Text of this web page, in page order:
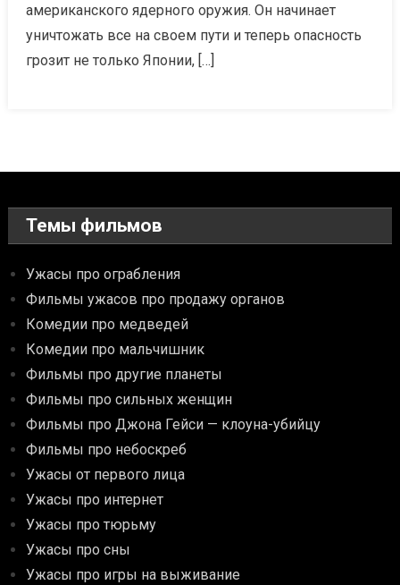
американского ядерного оружия. Он начинает
уничтожать все на своем пути и теперь опасность
грозит не только Японии, […]
Темы фильмов
Ужасы про ограбления
Фильмы ужасов про продажу органов
Комедии про медведей
Комедии про мальчишник
Фильмы про другие планеты
Фильмы про сильных женщин
Фильмы про Джона Гейси — клоуна-убийцу
Фильмы про небоскреб
Ужасы от первого лица
Ужасы про интернет
Ужасы про тюрьму
Ужасы про сны
Ужасы про игры на выживание